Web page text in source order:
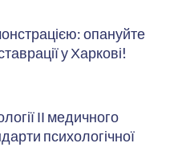
опануйте
у Харкові!
ІІ медичного
психологічної